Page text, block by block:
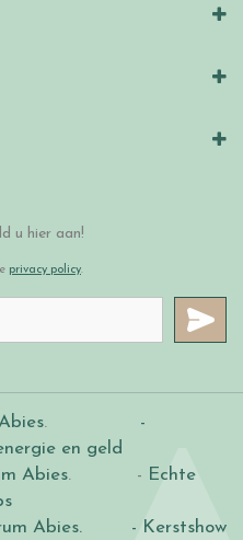
u hier aan!
privacy policy.
.
-
en geld
Abies. - Echte
Abies.
- Kerstshow